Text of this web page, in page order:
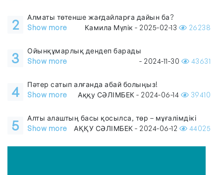
2
Алматы төтенше жағдайларға дайын ба?
Show more
Камила Мүлік - 2025-02-13 26238
3
Ойынқұмарлық дендеп барады
Show more
- 2024-11-30 43631
4
Пәтер сатып алғанда абай болыңыз!
Show more
Аққу СӘЛІМБЕК - 2024-06-14 39410
5
Алты алаштың басы қосылса, төр – мұғалімдікі
Show more
АҚҚУ СӘЛІМБЕК - 2024-06-12 44025